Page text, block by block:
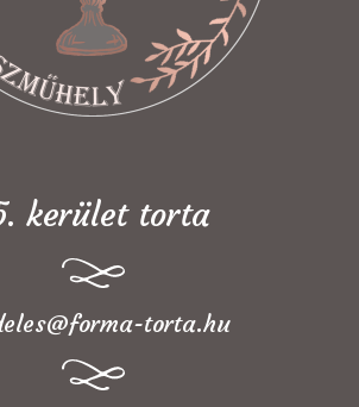
kerület torta
torta.hu